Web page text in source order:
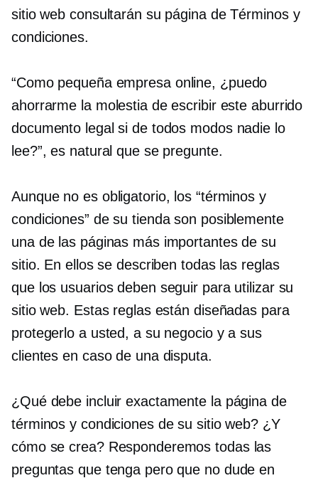
sitio web consultarán su página de Términos y
condiciones.
“Como pequeña empresa online, ¿puedo
ahorrarme la molestia de escribir este aburrido
documento legal si de todos modos nadie lo
lee?”, es natural que se pregunte.
Aunque no es obligatorio, los “términos y
condiciones” de su tienda son posiblemente
una de las páginas más importantes de su
sitio. En ellos se describen todas las reglas
que los usuarios deben seguir para utilizar su
sitio web. Estas reglas están diseñadas para
protegerlo a usted, a su negocio y a sus
clientes en caso de una disputa.
¿Qué debe incluir exactamente la página de
términos y condiciones de su sitio web? ¿Y
cómo se crea? Responderemos todas las
preguntas que tenga pero que no dude en